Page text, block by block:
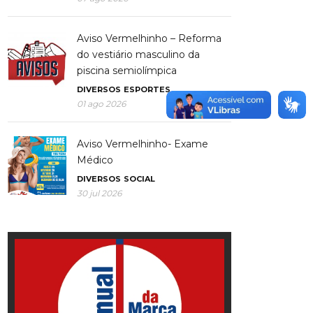
Aviso Vermelhinho – Reforma
do vestiário masculino da
piscina semiolímpica
DIVERSOS ESPORTES
01 ago 2026
Aviso Vermelhinho- Exame
Médico
DIVERSOS SOCIAL
30 jul 2026